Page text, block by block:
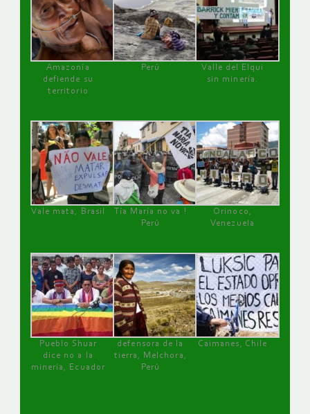
Amazonía
defiende su
territorio
Perú
Valle del Elqui
sin minería.
Vale mata, Brasil
Tía María no va !
Perú
Orinoco,
Venezuela
Pueblo Shuar
dice no a la
minería, Ecuador
defensora de la
tierra, Melchora,
Perú
Caimanes, Chile